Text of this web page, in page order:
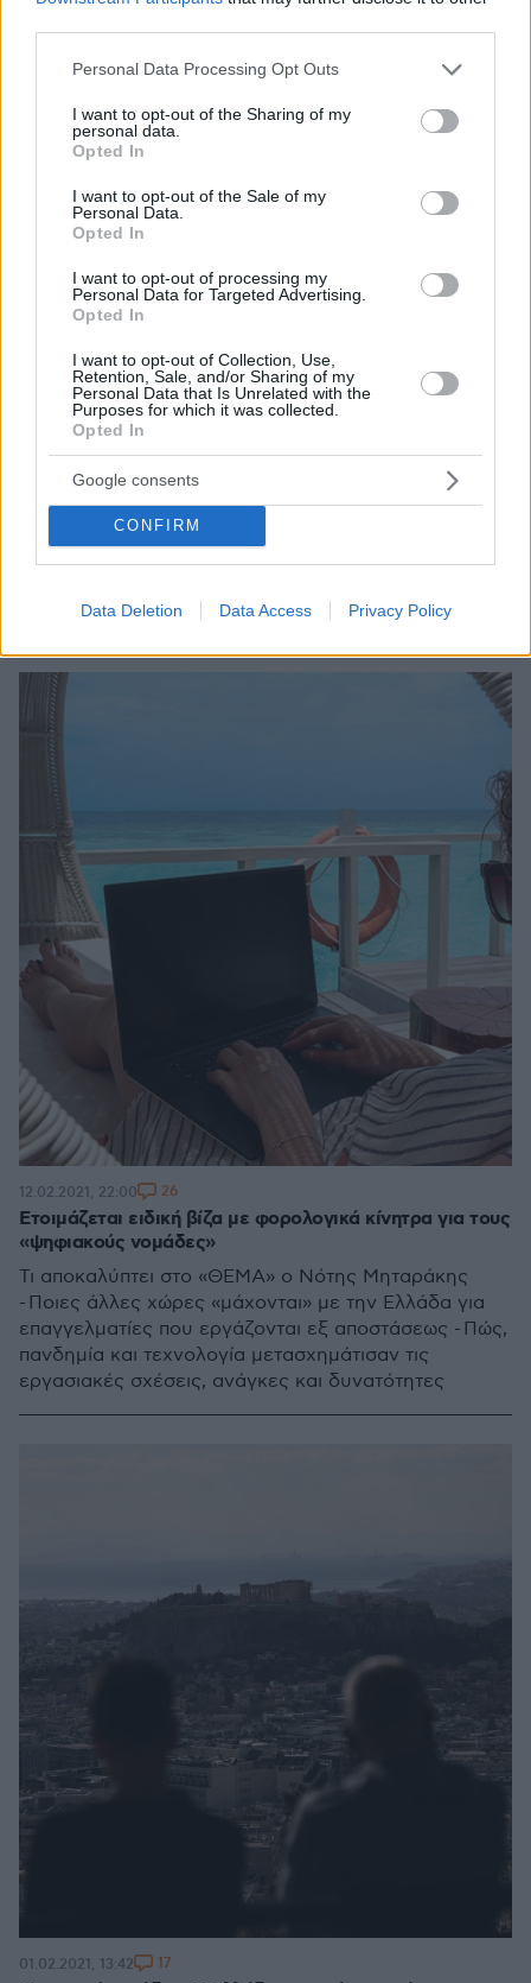
Please note that this website/app uses one or more Google
not limited to your visit or usage behaviour. You may click to
grant or deny consent to Google and its third-party tags to
use your data for below specified purposes in below Google
consent section.
Personal Data Processing Opt Outs
I want to opt-out of the Sharing of my
personal data.
Opted In
I want to opt-out of the Sale of my
Personal Data.
Opted In
I want to opt-out of processing my
Personal Data for Targeted Advertising.
Opted In
I want to opt-out of Collection, Use,
Retention, Sale, and/or Sharing of my
Personal Data that Is Unrelated with the
Purposes for which it was collected.
Opted In
Google consents
CONFIRM
Data Deletion Data Access Privacy Policy
Την έναρξη της πρωτοβουλίας «Digital Nomads»
ανακοίνωσε ο Βασίλης Κικίλιας
Η πρωτοβουλία θα ξεκινήσει πιλοτικά σε Ερμούπολη,
Ηράκλειο και Καλαμάτα – Ήδη, αρκετοί επισκέπτες
έτος ορόσημο για τον ελληνικό Τουρισμό», τόνισε ο
24.11.2021, 15:14
Ετοιμάζεται ειδική βίζα με φορολογικά κίνητρα για τους
«ψηφιακούς νομάδες»
Τι αποκαλύπτει στο «ΘΕΜΑ» ο Νότης Μηταράκης
- Ποιες άλλες χώρες «μάχονται» με την Ελλάδα για
επαγγελματίες που εργάζονται εξ αποστάσεως - Πώς,
πανδημία και τεχνολογία μετασχημάτισαν τις
εργασιακές σχέσεις, ανάγκες και δυνατότητες
12.02.2021, 22:00 26
01.02.2021, 13:42 17